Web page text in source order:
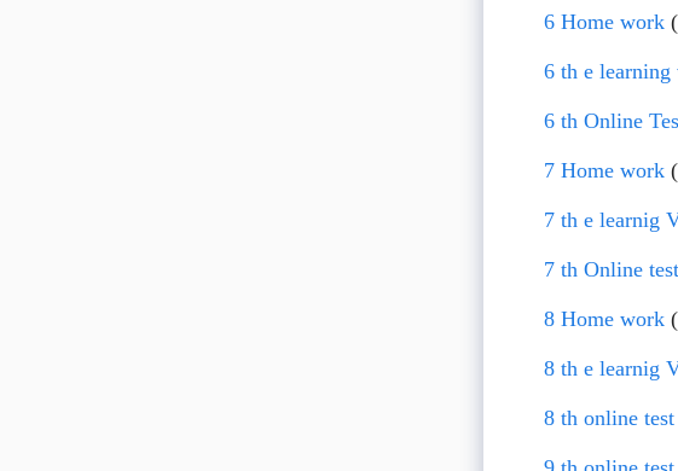
6 Home work
6 th e learning
6 th Online
7 Home work
7 th e learnig
7 th Online test
8 Home work
8 th e learnig
8 th online test